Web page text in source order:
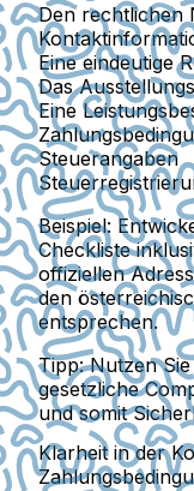
Den rechtlichen
Eine eindeutige
Das
Eine
Steuerangaben
Beispiel:
Checkliste
offiziellen
den
entsprechen.
Tipp:Nutzen Sie
gesetzliche
und somit
Klarheit in der